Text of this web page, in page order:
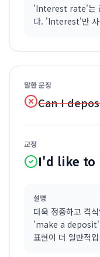
'Interest rate'는
다. 'Interest'만 사
말한 문장
Can I
교정
I'd like to
설명
더욱 정중하고 격
'make a
표현이 더 일반적